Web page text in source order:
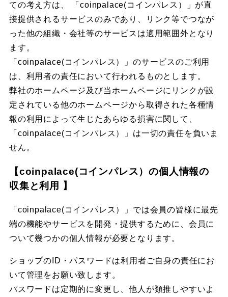
ての考え方は、 「coinpalace(コインパレス）」が直
接提供されるサービスのみであり、リンク等でつなが
った他の組織・会社等のサービスは適用範囲外となり
ます。
「coinpalace(コインパレス）」のサービスのご利用
は、利用者の責任において行われるものとします。
弊社のホームページ及び当ホームページにリンクが設
定されている他のホームページから取得された各種情
報の利用によって生じたあらゆる損害に関して、
「coinpalace(コインパレス）」は一切の責任を負いま
せん。
【coinpalace(コインパレス）の個人情報の
収集と利用 】
「coinpalace(コインパレス）」では会員の皆様に最先
端の機能やサービスを開発・提供するために、会員に
ついて幾つかの個人情報が必要となります。
ショップのID・パスワードは利用者ご自身の責任にお
いて管理をお願い致します。
パスワードは定期的に変更し、他人が類推しやすいよ